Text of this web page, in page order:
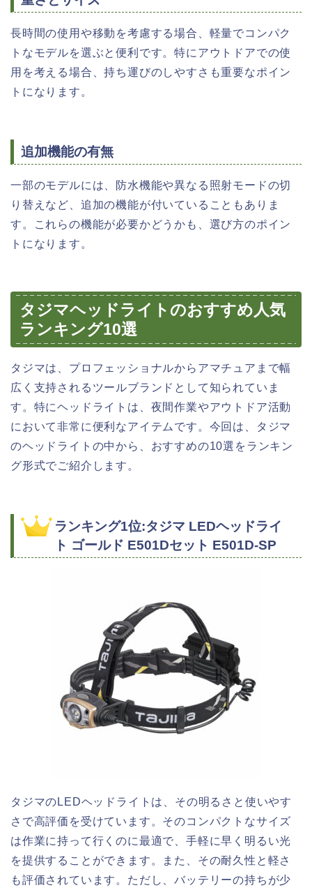
長時間の使用や移動を考慮する場合、軽量でコンパク
トなモデルを選ぶと便利です。特にアウトドアでの使
用を考える場合、持ち運びのしやすさも重要なポイン
トになります。
追加機能の有無
一部のモデルには、防水機能や異なる照射モードの切
り替えなど、追加の機能が付いていることもありま
す。これらの機能が必要かどうかも、選び方のポイン
トになります。
タジマヘッドライトのおすすめ人気
ランキング10選
タジマは、プロフェッショナルからアマチュアまで幅
広く支持されるツールブランドとして知られていま
す。特にヘッドライトは、夜間作業やアウトドア活動
において非常に便利なアイテムです。今回は、タジマ
のヘッドライトの中から、おすすめの10選をランキン
グ形式でご紹介します。
ランキング1位:タジマ LEDヘッドライ
ト ゴールド E501Dセット E501D-SP
タジマのLEDヘッドライトは、その明るさと使いやす
さで高評価を受けています。そのコンパクトなサイズ
は作業に持って行くのに最適で、手軽に早く明るい光
を提供することができます。また、その耐久性と軽さ
も評価されています。ただし、バッテリーの持ちが少